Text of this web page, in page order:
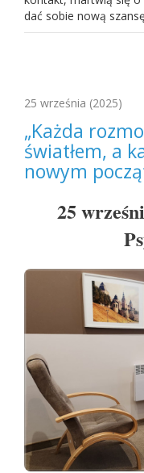
dać sobie nową
25 września (2025)
„Każda
światłem, a
nowym
25